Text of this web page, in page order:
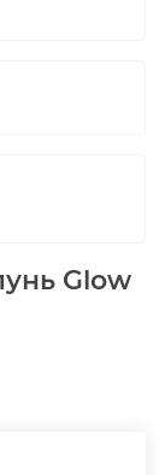
Glow